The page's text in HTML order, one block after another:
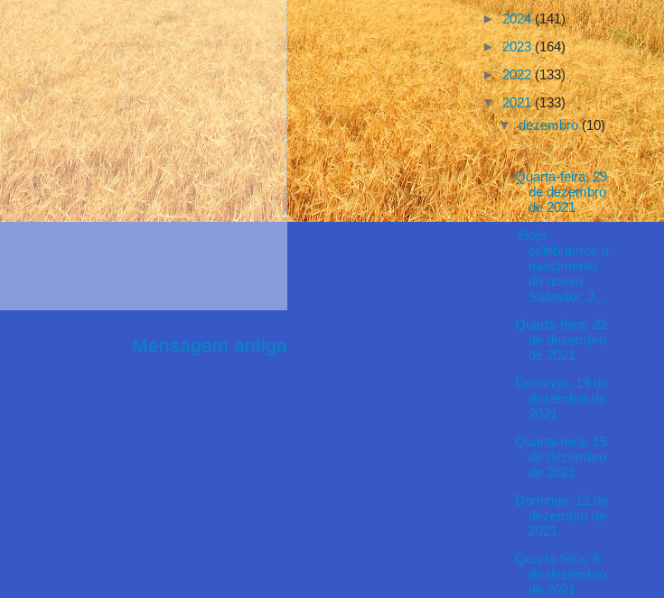
Mensagem antiga
►2024(141)
►2023(164)
►2022(133)
▼2021(133)
▼dezembro(10)
Quarta-feira, 29
de dezembro
de 2021
Hoje
celebramos o
nascimento
do nosso
Salvador, J...
Quarta-feira, 22
de dezembro
de 2021
Domingo, 19 de
dezembro de
2021
Quarta-feira, 15
de dezembro
de 2021
Domingo, 12 de
dezembro de
2021
Quarta-feira, 8
de dezembro
de 2021